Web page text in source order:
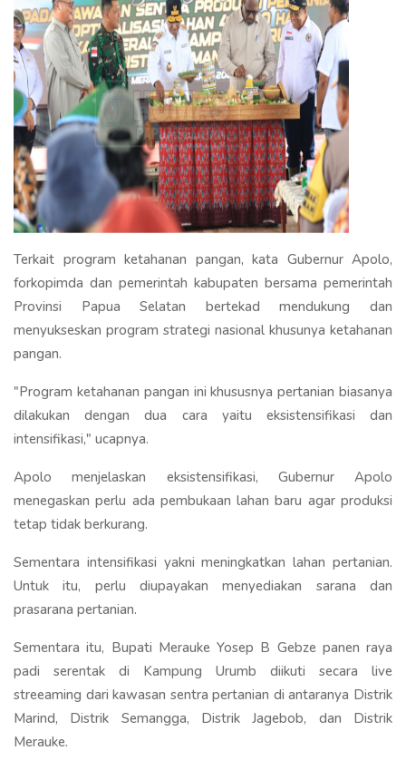
Terkait program ketahanan pangan, kata Gubernur Apolo,
forkopimda dan pemerintah kabupaten bersama pemerintah
Provinsi Papua Selatan bertekad mendukung dan
menyukseskan program strategi nasional khusunya ketahanan
pangan.
"Program ketahanan pangan ini khususnya pertanian biasanya
dilakukan dengan dua cara yaitu eksistensifikasi dan
intensifikasi," ucapnya.
Apolo menjelaskan eksistensifikasi, Gubernur Apolo
menegaskan perlu ada pembukaan lahan baru agar produksi
tetap tidak berkurang.
Sementara intensifikasi yakni meningkatkan lahan pertanian.
Untuk itu, perlu diupayakan menyediakan sarana dan
prasarana pertanian.
Sementara itu, Bupati Merauke Yosep B Gebze panen raya
padi serentak di Kampung Urumb diikuti secara live
streeaming dari kawasan sentra pertanian di antaranya Distrik
Marind, Distrik Semangga, Distrik Jagebob, dan Distrik
Merauke.